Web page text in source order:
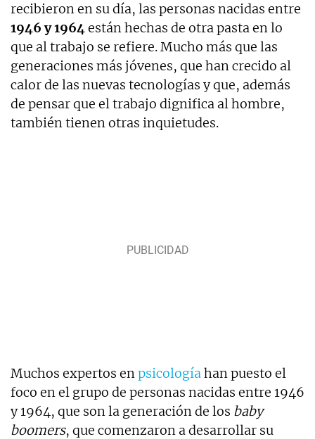
recibieron en su día, las personas nacidas entre
1946 y 1964están hechas de otra pasta en lo
que al trabajo se refiere. Mucho más que las
generaciones más jóvenes, que han crecido al
calor de las nuevas tecnologías y que, además
de pensar que el trabajo dignifica al hombre,
también tienen otras inquietudes.
Muchos expertos enpsicologíahan puesto el
foco en el grupo de personas nacidas entre 1946
y 1964, que son la generación de los baby
boomers, que comenzaron a desarrollar su